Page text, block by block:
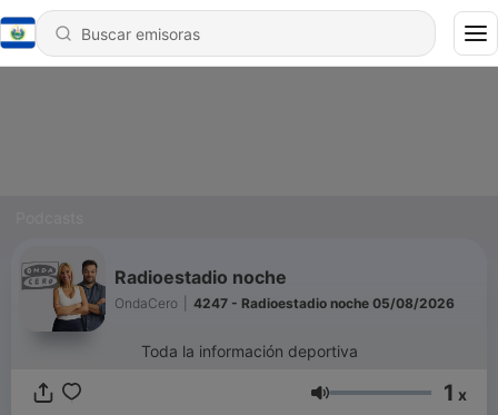
Radioestadio noche
OndaCero 4247 - Radioestadio noche 05/08/2026
Toda la información deportiva
Volumen 1 x